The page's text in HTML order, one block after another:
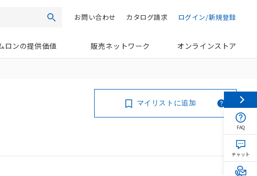
検索 ログイン/新規登録
カタログ請求
お問い合わせ
ロンの提供価値 販売ネットワーク オンラインストア
マイリストに追加
FAQ
チャット